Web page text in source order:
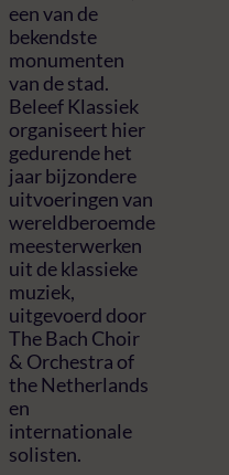
een van de
bekendste
monumenten
van de stad.
Beleef Klassiek
organiseert hier
gedurende het
jaar bijzondere
uitvoeringen van
wereldberoemde
meesterwerken
uit de klassieke
muziek,
uitgevoerd door
The Bach Choir
& Orchestra of
the Netherlands
en
internationale
solisten.